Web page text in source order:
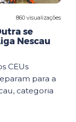
860 visualizações
se
Nescau
CEUs
para a
categoria